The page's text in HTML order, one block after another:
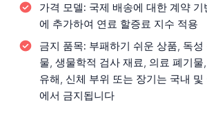
가격 모델: 국제 배송에 대한 계약
에 추가하여 연료 할증료 지수 적용
금지 품목: 부패하기 쉬운 상품, 독
물, 생물학적 검사 재료, 의료 폐기물
유해, 신체 부위 또는 장기는 국내
에서 금지됩니다